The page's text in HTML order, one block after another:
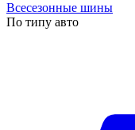
Всесезонные шины
По типу авто